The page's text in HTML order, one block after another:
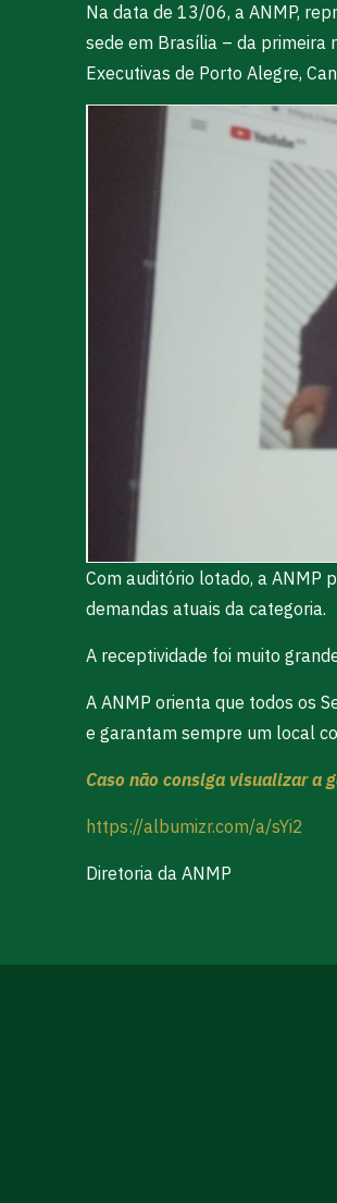
Na data de 13/06, a ANMP,
sede em Brasília – da primeira
Executivas de Porto Alegre,
Com auditório lotado, a ANMP
demandas atuais da categoria.
A receptividade foi muito
A ANMP orienta que todos os
e garantam sempre um local
Caso não consiga visualizar a
https://albumizr.com/a/sYi2
Diretoria da ANMP